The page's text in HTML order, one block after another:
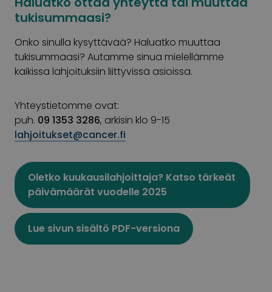
tukisummaasi?
Onko sinulla kysyttävää? Haluatko muuttaa
tukisummaasi? Autamme sinua mielellämme
kaikissa lahjoituksiin liittyvissä asioissa.
Yhteystietomme ovat:
puh. 09 1353 3286, arkisin klo 9-15
lahjoitukset@cancer.fi
Oletko kuukausilahjoittaja? Katso tärkeät
päivämäärät vuodelle 2025
Lue sivun sisältö PDF-versiona